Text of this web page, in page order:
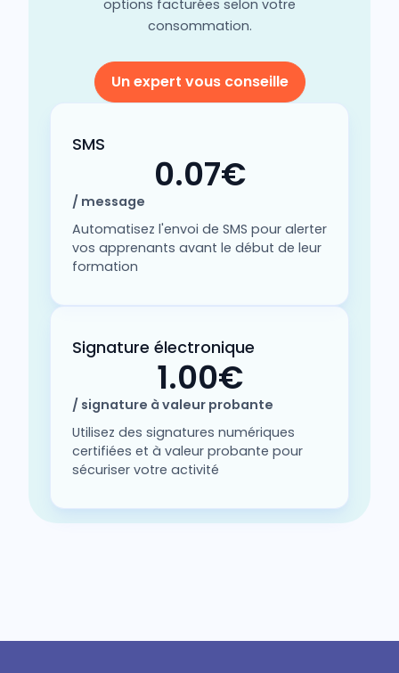
options facturées selon votre
consommation.
Un expert vous conseille
SMS
0.07€
/ message
Automatisez l'envoi de SMS pour alerter
vos apprenants avant le début de leur
formation
Signature électronique
1.00€
/ signature à valeur probante
Utilisez des signatures numériques
certifiées et à valeur probante pour
sécuriser votre activité